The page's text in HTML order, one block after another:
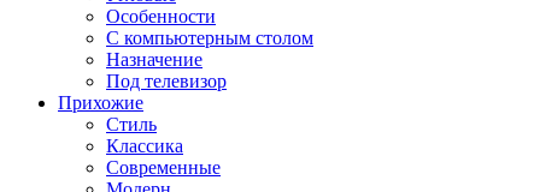
Особенности
С компьютерным столом
Назначение
Под телевизор
Прихожие
Стиль
Классика
Современные